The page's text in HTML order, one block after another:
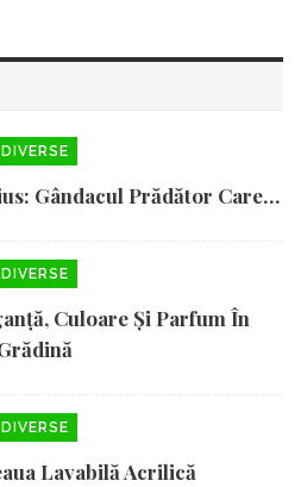
DIVERSE
Gândacul Prădător Care…
DIVERSE
Culoare Și Parfum În
DIVERSE
Lavabilă Acrilică